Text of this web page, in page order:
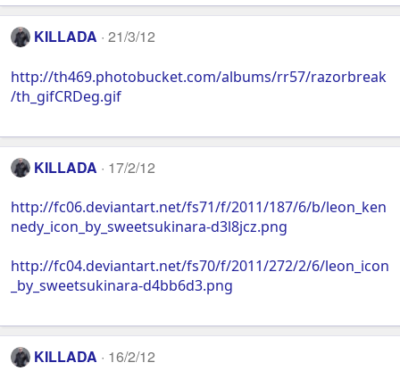
KILLADA 21/3/12
http://th469.photobucket.com/albums/rr57/razorbreak
/th_gifCRDeg.gif
KILLADA 17/2/12
http://fc06.deviantart.net/fs71/f/2011/187/6/b/leon_ken
nedy_icon_by_sweetsukinara-d3l8jcz.png
http://fc04.deviantart.net/fs70/f/2011/272/2/6/leon_icon
_by_sweetsukinara-d4bb6d3.png
KILLADA 16/2/12